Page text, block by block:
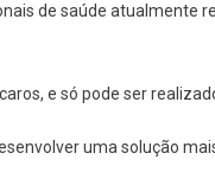
de saúde atualmente
e só pode ser
uma solução